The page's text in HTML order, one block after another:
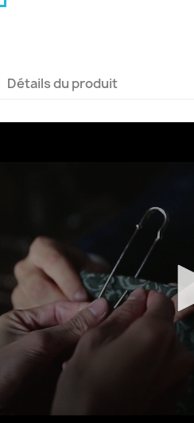
Détails du produit